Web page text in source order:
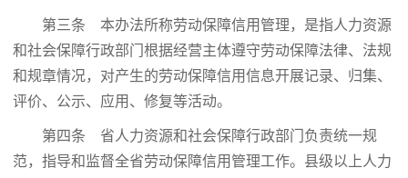
第三条 本办法所称劳动保障信用管理，是指人力资源
和社会保障行政部门根据经营主体遵守劳动保障法律、法规
和规章情况，对产生的劳动保障信用信息开展记录、归集、
评价、公示、应用、修复等活动。
第四条 省人力资源和社会保障行政部门负责统一规
范，指导和监督全省劳动保障信用管理工作。县级以上人力